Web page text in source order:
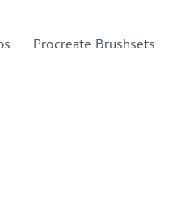
Procreate Brushsets